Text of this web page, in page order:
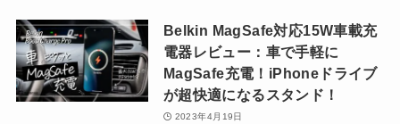
Belkin MagSafe対応15W車載充
電器レビュー：車で手軽に
MagSafe充電！iPhoneドライブ
が超快適になるスタンド！
2023年4月19日